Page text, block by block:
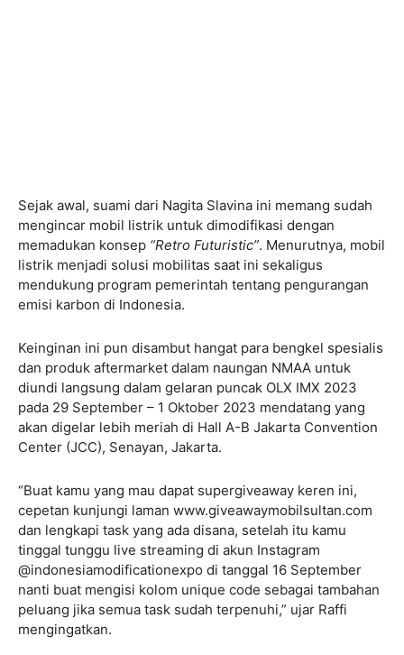
Sejak awal, suami dari Nagita Slavina ini memang sudah
mengincar mobil listrik untuk dimodifikasi dengan
memadukan konsep “Retro Futuristic”. Menurutnya, mobil
listrik menjadi solusi mobilitas saat ini sekaligus
mendukung program pemerintah tentang pengurangan
emisi karbon di Indonesia.
Keinginan ini pun disambut hangat para bengkel spesialis
dan produk aftermarket dalam naungan NMAA untuk
diundi langsung dalam gelaran puncak OLX IMX 2023
pada 29 September – 1 Oktober 2023 mendatang yang
akan digelar lebih meriah di Hall A-B Jakarta Convention
Center (JCC), Senayan, Jakarta.
“Buat kamu yang mau dapat supergiveaway keren ini,
cepetan kunjungi laman www.giveawaymobilsultan.com
dan lengkapi task yang ada disana, setelah itu kamu
tinggal tunggu live streaming di akun Instagram
@indonesiamodificationexpo di tanggal 16 September
nanti buat mengisi kolom unique code sebagai tambahan
peluang jika semua task sudah terpenuhi,” ujar Raffi
mengingatkan.